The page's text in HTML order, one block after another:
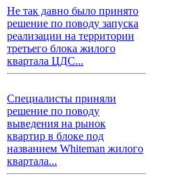
Не так давно было принято
решение по поводу запуска
реализации на территории
третьего блока жилого
квартала ЦДС...
Специалисты приняли
решение по поводу
выведения на рынок
квартир в блоке под
названием Whiteman жилого
квартала...